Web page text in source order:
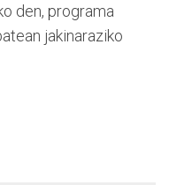
den, programa
jakinaraziko